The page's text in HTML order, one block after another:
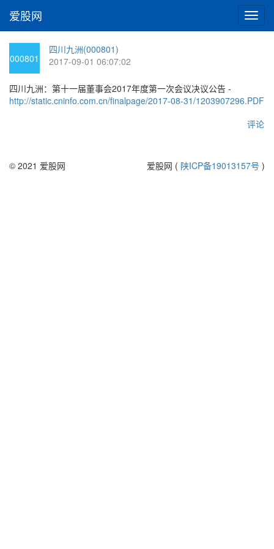
切
换
爱股网
000801
四川九洲(000801)
2017-09-01 06:07:02
四川九洲：第十一届董事会2017年度第一次会议决议公告 -
http://static.cninfo.com.cn/finalpage/2017-08-31/1203907296.PDF
评论
© 2021 爱股网 爱股网 ( 陕ICP备19013157号 )